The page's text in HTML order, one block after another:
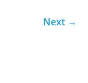
Next →